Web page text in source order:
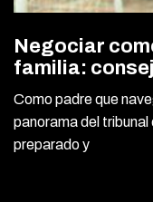
Negociar
familia:
Como padre que
panorama del
preparado y